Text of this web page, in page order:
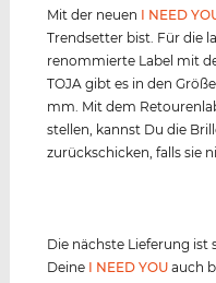
Mit der neuen I NEED
Trendsetter bist. Für die
renommierte Label mit
TOJA gibt es in den
mm. Mit dem
stellen, kannst Du die
zurückschicken, falls sie
Die nächste Lieferung
Deine I NEED YOU auch